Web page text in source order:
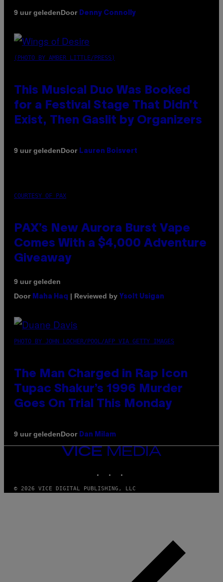
9 uur geledenDoor Denny Connolly
(PHOTO BY AMBER LITTLE/PRESS)
This Musical Duo Was Booked
for a Festival Stage That Didn’t
Exist, Then Gaslit by Organizers
9 uur geledenDoor Lauren Boisvert
COURTESY OF PAX
PAX’s New Aurora Burst Vape
Comes With a $4,000 Adventure
Giveaway
9 uur geleden
Door Maha Haq | Reviewed by Ysolt Usigan
PHOTO BY JOHN LOCHER/POOL/AFP VIA GETTY IMAGES
The Man Charged in Rap Icon
Tupac Shakur’s 1996 Murder
Goes On Trial This Monday
9 uur geledenDoor Dan Milam
VICE
MEDIA
© 2026 VICE DIGITAL PUBLISHING, LLC